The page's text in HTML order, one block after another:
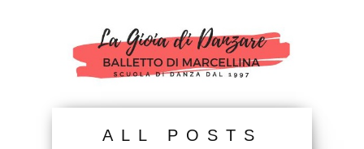
ALL POSTS